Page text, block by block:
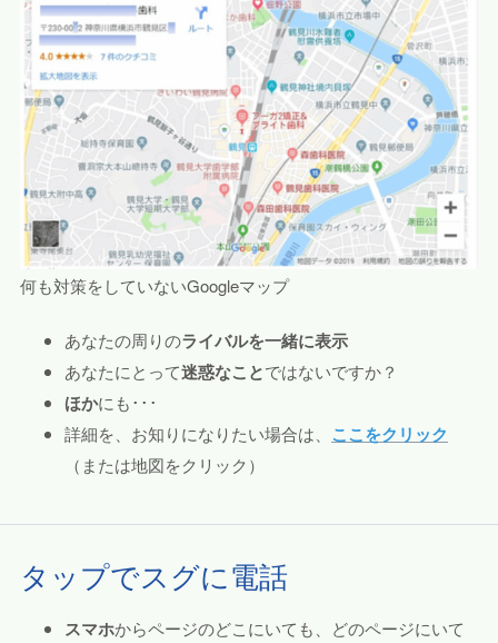
何も対策をしていないGoogleマップ
あなたの周りのライバルを一緒に表示
あなたにとって迷惑なことではないですか？
ほかにも･･･
詳細を、お知りになりたい場合は、 ここをクリック
（または地図をクリック）
タップでスグに電話
スマホからページのどこにいても、どのページにいて